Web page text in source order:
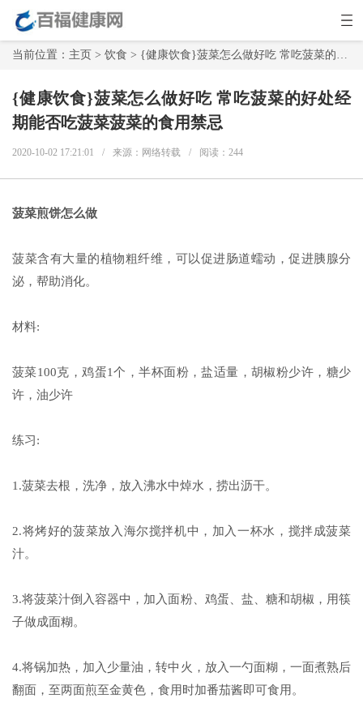
当前位置： 主页 > 饮食 > {健康饮食}菠菜怎么做好吃 常吃菠菜的好处经期能否吃菠菜菠菜的食用禁忌
{健康饮食}菠菜怎么做好吃 常吃菠菜的好处经
期能否吃菠菜菠菜的食用禁忌
2020-10-02 17:21:01 / 来源：网络转载 / 阅读： 244
菠菜煎饼怎么做
菠菜含有大量的植物粗纤维，可以促进肠道蠕动，促进胰腺分
泌，帮助消化。
材料:
菠菜100克，鸡蛋1个，半杯面粉，盐适量，胡椒粉少许，糖少
许，油少许
练习:
1.菠菜去根，洗净，放入沸水中焯水，捞出沥干。
2.将烤好的菠菜放入海尔搅拌机中，加入一杯水，搅拌成菠菜
汁。
3.将菠菜汁倒入容器中，加入面粉、鸡蛋、盐、糖和胡椒，用筷
子做成面糊。
4.将锅加热，加入少量油，转中火，放入一勺面糊，一面煮熟后
翻面，至两面煎至金黄色，食用时加番茄酱即可食用。